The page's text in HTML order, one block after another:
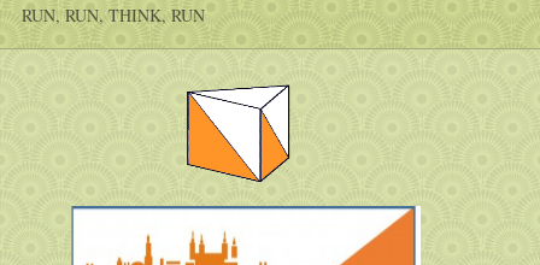
RUN, RUN, THINK, RUN